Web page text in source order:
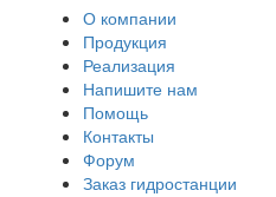
О компании
Продукция
Реализация
Напишите нам
Помощь
Контакты
Форум
Заказ гидростанции